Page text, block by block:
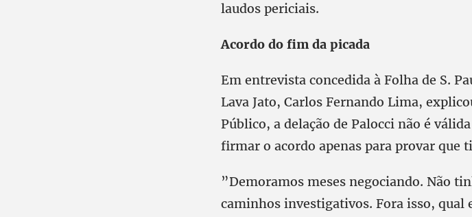
laudos periciais.
Acordo do fim da picada
Em entrevista concedida à Folha de S.
Lava Jato, Carlos Fernando Lima,
Público, a delação de Palocci não é
firmar o acordo apenas para provar que
”Demoramos meses negociando. Não
caminhos investigativos. Fora isso, qual